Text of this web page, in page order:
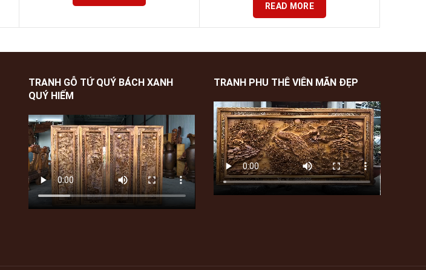
READ MORE
TRANH GỖ TỨ QUÝ BÁCH XANH
QUÝ HIẾM
TRANH PHU THÊ VIÊN MÃN ĐẸP